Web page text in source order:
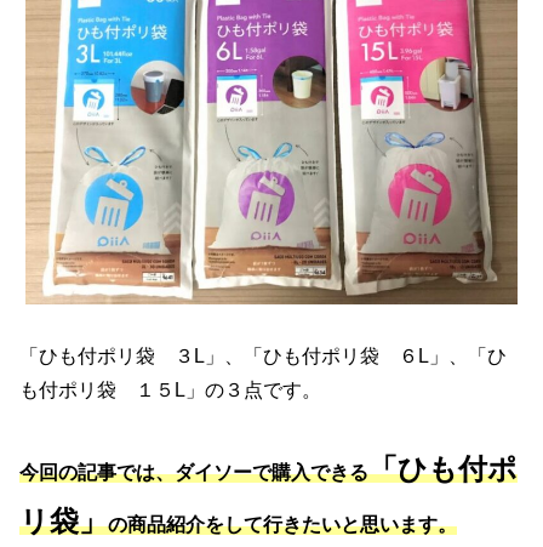
「ひも付ポリ袋 ３L」、「ひも付ポリ袋 ６L」、「ひ
も付ポリ袋 １５L」の３点です。
今回の記事では、ダイソーで購入できる「ひも付ポ
リ袋」の商品紹介をして行きたいと思います。